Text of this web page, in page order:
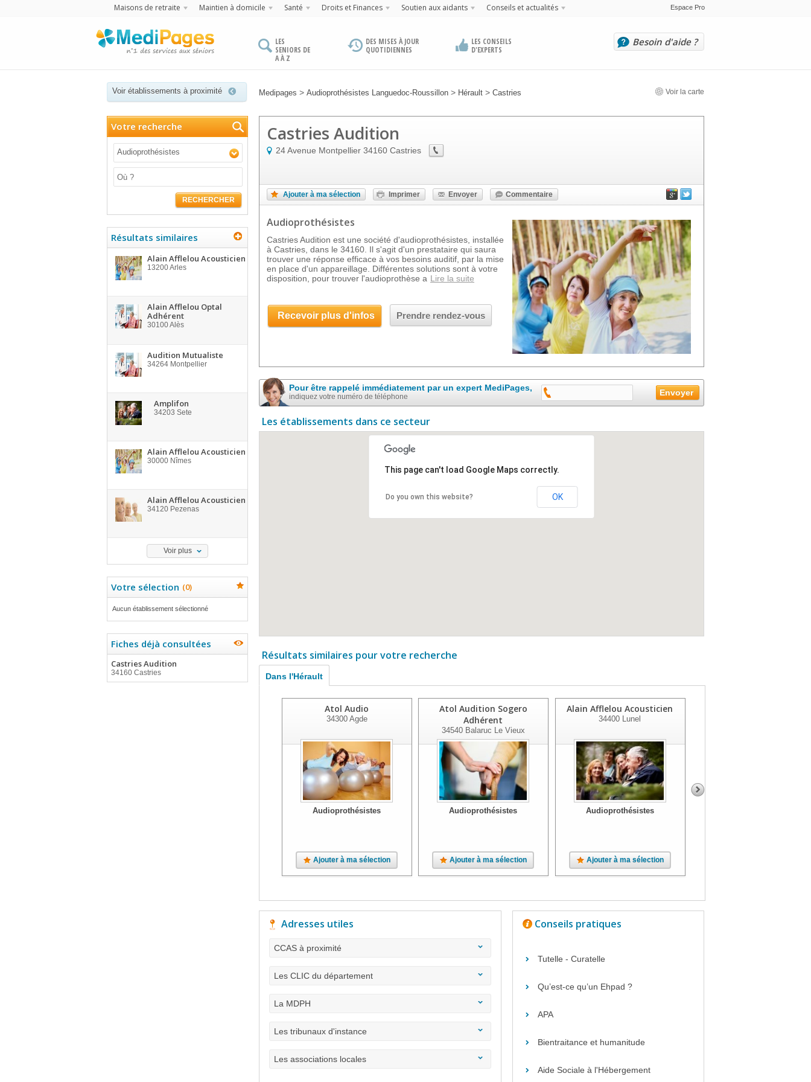
Maisons de retraite Maintien à domicile Santé Droits et Finances Soutien aux aidants Conseils et actualités Espace Pro
LES
SENIORS DE
A À Z
DES MISES À JOUR
QUOTIDIENNES
LES CONSEILS
D'EXPERTS
Besoin d'aide ?
Voir établissements à proximité Medipages > Audioprothésistes Languedoc-Roussillon > Hérault > Castries Voir la carte
Votre recherche
Audioprothésistes
RECHERCHER
Résultats similaires
Alain Afflelou Acousticien
13200Arles
Alain Afflelou Optal
Adhérent
30100Alès
Audition Mutualiste
34264 Montpellier
Amplifon
34203 Sete
Alain Afflelou Acousticien
30000 Nîmes
Alain Afflelou Acousticien
34120 Pezenas
Voir plus
Votre sélection (0)
Aucun établissement sélectionné
Fiches déjà consultées
Castries Audition
34160 Castries
Castries Audition
24 Avenue Montpellier 34160 Castries
Ajouter à ma sélection Imprimer Envoyer Commentaire
Audioprothésistes
Castries Audition est une société d'audioprothésistes, installée
à Castries, dans le 34160. Il s'agit d'un prestataire qui saura
trouver une réponse efficace à vos besoins auditif, par la mise
en place d'un appareillage. Différentes solutions sont à votre
disposition, pour trouver l'audioprothèse a Lire la suite
Recevoir plus d'infos Prendre rendez-vous
Pour être rappelé immédiatement par un expert MediPages,
indiquez votre numéro de téléphone
Les établissements dans ce secteur
This page can't load Google Maps correctly.
Do you own this website? OK
Résultats similaires pour votre recherche
Dans l'Hérault
Atol Audio
34300Agde
Audioprothésistes
Ajouter à ma sélection
Atol Audition Sogero
Adhérent
34540Balaruc Le Vieux
Audioprothésistes
Ajouter à ma sélection
Alain Afflelou Acousticien
34400 Lunel
Audioprothésistes
Ajouter à ma sélection
Adresses utiles
CCAS à proximité
Les CLIC du département
La MDPH
Les tribunaux d'instance
Les associations locales
Conseils pratiques
Tutelle - Curatelle
Qu’est-ce qu’un Ehpad ?
APA
Bientraitance et humanitude
Aide Sociale à l'Hébergement